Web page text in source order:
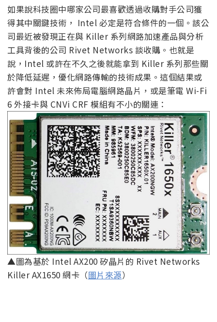
如果說科技圈中哪家公司最喜歡透過收購對手公司獲
得其中關鍵技術， Intel 必定是符合條件的一個。該公
司最近被發現正在與 Killer 系列網路加速產品與分析
工具背後的公司 Rivet Networks 談收購。也就是
說，Intel 或許在不久之後就能拿到 Killer 系列那些關
於降低延遲，優化網路傳輸的技術成果。這個結果或
許會對 Intel 未來佈局電腦網路晶片，或是筆電 Wi-Fi
6 外接卡與 CNVi CRF 模組有不小的關連：
▲圖為基於 Intel AX200 矽晶片的 Rivet Networks
Killer AX1650 網卡（圖片來源）